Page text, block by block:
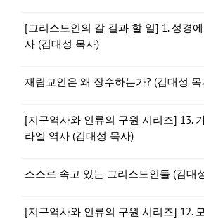
[그리스도인의 갈 길과 할 일] 1. 성경
사 (김대성 목사)
재림교인은 왜 장수하는가? (김대성 목
[지구역사와 인류의 구원 시리즈] 13.
라엘 역사 (김대성 목사)
스스로 속고 있는 그리스도인들 (김대
[지구역사와 인류의 구원 시리즈] 12.